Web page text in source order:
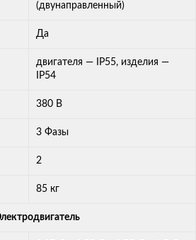
(двунаправленный)
Да
двигателя — IP55, изделия —
IP54
380 В
3 Фазы
2
85 кг